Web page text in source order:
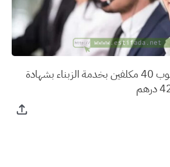
وكالة الأنابيك : مطلوب 40 مكلفين بخدمة الزبناء بشهادة